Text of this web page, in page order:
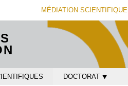
MÉDIATION SCIENTIFIQUE
DOCTORAT ⯆